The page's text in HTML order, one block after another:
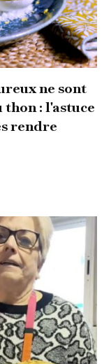
ne sont
: l'astuce
rendre